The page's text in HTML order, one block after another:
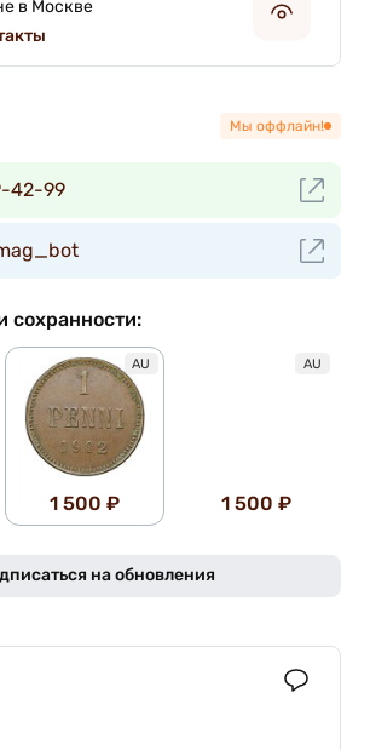
в Москве
Мы оффлайн!
42-99
сохранности:
AU
1 500 ₽
AU
1 500 ₽
на обновления